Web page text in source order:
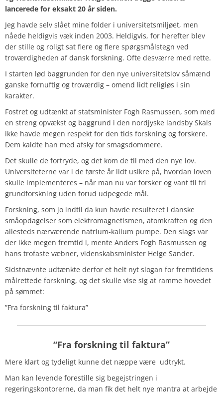
lancerede for eksakt 20 år siden.
Jeg havde selv slået mine folder i universitetsmiljøet, men
nåede heldigvis væk inden 2003. Heldigvis, for herefter blev
der stille og roligt sat flere og flere spørgsmålstegn ved
troværdigheden af dansk forskning. Ofte desværre med rette.
I starten lød baggrunden for den nye universitetslov såmænd
ganske fornuftig og troværdig – omend lidt religiøs i sin
karakter.
Fostret og udtænkt af statsminister Fogh Rasmussen, som med
en streng opvækst og baggrund i den nordjyske landsby Skals
ikke havde megen respekt for den tids forskning og forskere.
Dem kaldte han med afsky for smagsdommere.
Det skulle de fortryde, og det kom de til med den nye lov.
Universiteterne var i de første år lidt usikre på, hvordan loven
skulle implementeres – når man nu var forsker og vant til fri
grundforskning uden forud udpegede mål.
Forskning, som jo indtil da kun havde resulteret i danske
småopdagelser som elektromagnetismen, atomkraften og den
allesteds nærværende natrium-kalium pumpe. Den slags var
der ikke megen fremtid i, mente Anders Fogh Rasmussen og
hans trofaste væbner, videnskabsminister Helge Sander.
Sidstnævnte udtænkte derfor et helt nyt slogan for fremtidens
målrettede forskning, og det skulle vise sig at ramme hovedet
på sømmet:
”Fra forskning til faktura”
“Fra forskning til faktura”
Mere klart og tydeligt kunne det næppe være udtrykt.
Man kan levende forestille sig begejstringen i
regeringskontorerne, da man fik det helt nye mantra at arbejde